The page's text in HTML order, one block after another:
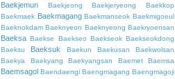
Baekjemun Baekjeong Baekjeryeong
Baekkop
Baekmaek Baekmagang Baekmanseok Baekmigoeul
Baeknokdam Baeknyeon Baeknyeong Baekryoensan
Baeksa Baekse Baekseo Baekseok Baekseokdong
Baeksu
Baeksuk Baekun Baekusan
Baekwolsan
Baekya
Baekyang Baekyangsan Baemet Baemsa
Baemsagol Baendaengi Baengmagang Baengmagoji